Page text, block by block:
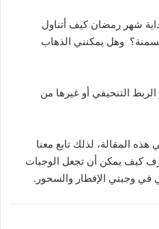
شهر رمضان كيف أتناول
وهل يمكنني الذهاب
التنحيفي أو غيرها من
المقالة، لذلك تابع معنا
كيف يمكن أن تجعل الوجبات
وجبتي الإفطار والسحور.